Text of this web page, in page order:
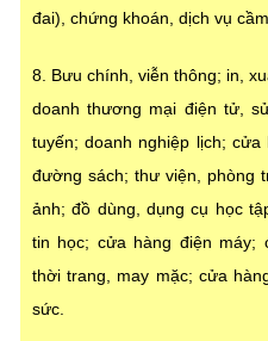
đai), chứng khoán, dịch vụ
8. Bưu chính, viễn thông; in,
doanh thương mại điện tử,
tuyến; doanh nghiệp lịch;
đường sách; thư viện, phòng
ảnh; đồ dùng, dụng cụ học
tin học; cửa hàng điện máy;
thời trang, may mặc; cửa
sức.